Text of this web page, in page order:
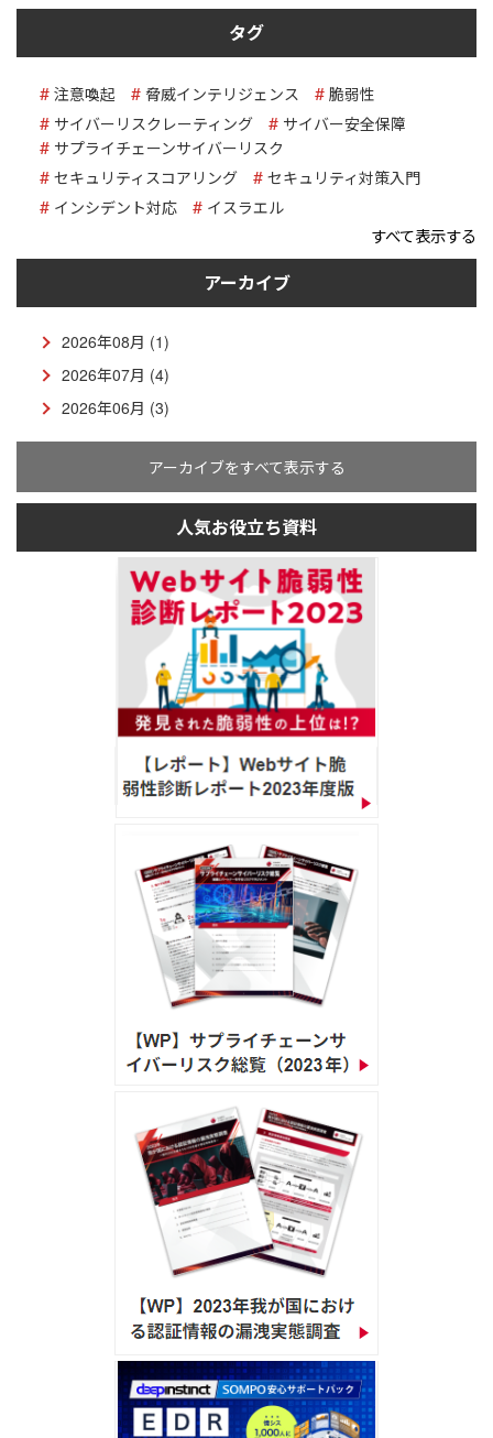
タグ
注意喚起 脅威インテリジェンス
脆弱性
サイバーリスクレーティング
サイバー安全保障
サプライチェーンサイバーリスク
セキュリティスコアリング
セキュリティ対策入門
インシデント対応
イスラエル
すべて表示する
アーカイブ
2026年08月 (1)
2026年07月 (4)
2026年06月 (3)
アーカイブをすべて表示する
人気お役立ち資料